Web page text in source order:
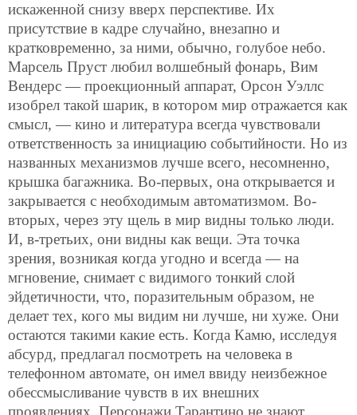
искаженной снизу вверх перспективе. Их
присутствие в кадре случайно, внезапно и
кратковременно, за ними, обычно, голубое небо.
Марсель Пруст любил волшебный фонарь, Вим
Вендерс — проекционный аппарат, Орсон Уэллс
изобрел такой шарик, в котором мир отражается как
смысл, — кино и литература всегда чувствовали
ответственность за инициацию событийности. Но из
названных механизмов лучше всего, несомненно,
крышка багажника. Во-первых, она открывается и
закрывается с необходимым автоматизмом. Во-
вторых, через эту щель в мир видны только люди.
И, в-третьих, они видны как вещи. Эта точка
зрения, возникая когда угодно и всегда — на
мгновение, снимает с видимого тонкий слой
эйдетичности, что, поразительным образом, не
делает тех, кого мы видим ни лучше, ни хуже. Они
остаются такими какие есть. Когда Камю, исследуя
абсурд, предлагал посмотреть на человека в
телефонном автомате, он имел ввиду неизбежное
обессмысливание чувств в их внешних
проявлениях. Персонажи Тарантино не знают